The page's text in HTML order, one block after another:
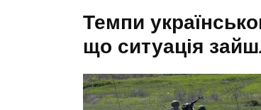
Темпи
що ситуація